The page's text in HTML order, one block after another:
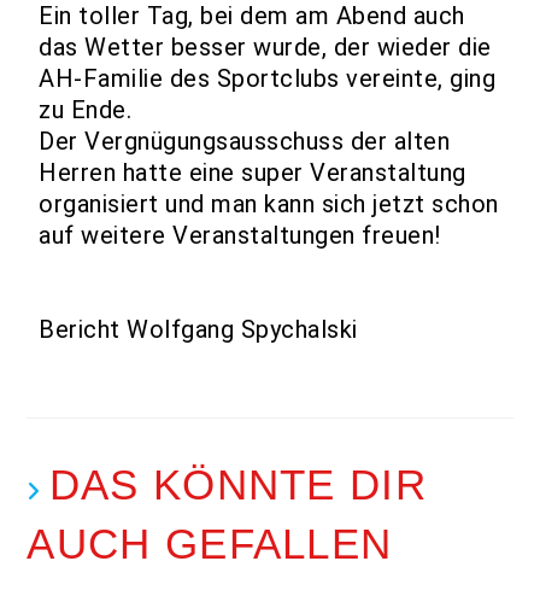
Ein toller Tag, bei dem am Abend auch
das Wetter besser wurde, der wieder die
AH-Familie des Sportclubs vereinte, ging
zu Ende.
Der Vergnügungsausschuss der alten
Herren hatte eine super Veranstaltung
organisiert und man kann sich jetzt schon
auf weitere Veranstaltungen freuen!
Bericht Wolfgang Spychalski
DAS KÖNNTE DIR
AUCH GEFALLEN